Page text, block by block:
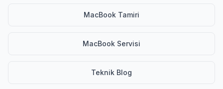
MacBook Tamiri
MacBook Servisi
Teknik Blog